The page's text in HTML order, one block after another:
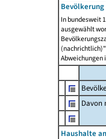
In bundesweit
ausgewählt
Abweichungen
Davon
Haushalte